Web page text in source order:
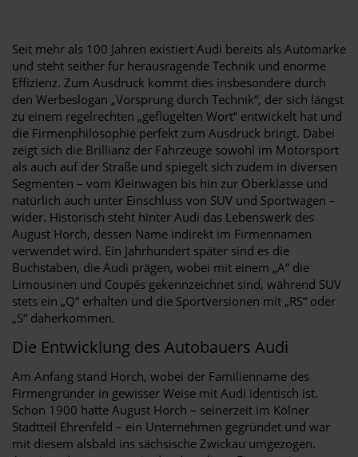
Seit mehr als 100 Jahren existiert Audi bereits als Automarke
und steht seither für herausragende Technik und enorme
Effizienz. Zum Ausdruck kommt dies insbesondere durch
den Werbeslogan „Vorsprung durch Technik“, der sich längst
zu einem regelrechten „geflügelten Wort“ entwickelt hat und
die Firmenphilosophie perfekt zum Ausdruck bringt. Dabei
zeigt sich die Brillianz der Fahrzeuge sowohl im Motorsport
als auch auf der Straße und spiegelt sich zudem in diversen
Segmenten – vom Kleinwagen bis hin zur Oberklasse und
natürlich auch unter Einschluss von SUV und Sportwagen –
wider. Historisch steht hinter Audi das Lebenswerk des
August Horch, dessen Name indirekt im Firmennamen
verwendet wird. Ein Jahrhundert später sind es die
Buchstaben, die Audi prägen, wobei mit einem „A“ die
Limousinen und Coupés gekennzeichnet sind, während SUV
stets ein „Q“ erhalten und die Sportversionen mit „RS“ oder
„S“ daherkommen.
Die Entwicklung des Autobauers Audi
Am Anfang stand Horch, wobei der Familienname des
Firmengründer in gewisser Weise mit Audi identisch ist.
Schon 1900 hatte August Horch – seinerzeit im Kölner
Stadtteil Ehrenfeld – ein Unternehmen gegründet und war
mit diesem alsbald ins sächsische Zwickau umgezogen.